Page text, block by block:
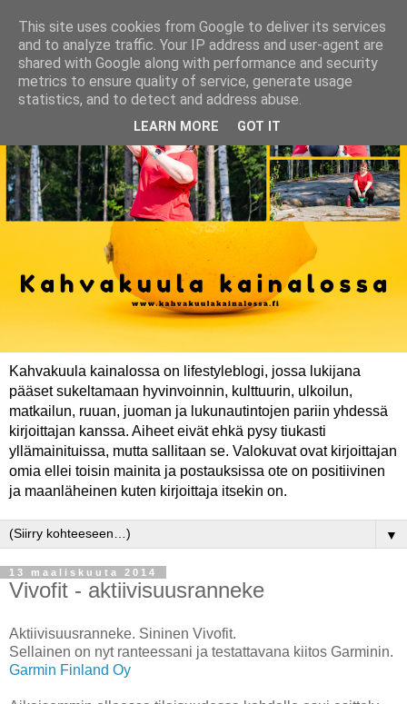
Kahvakuula kainalossa on lifestyleblogi, jossa lukijana
pääset sukeltamaan hyvinvoinnin, kulttuurin, ulkoilun,
matkailun, ruuan, juoman ja lukunautintojen pariin yhdessä
kirjoittajan kanssa. Aiheet eivät ehkä pysy tiukasti
yllämainituissa, mutta sallitaan se. Valokuvat ovat kirjoittajan
omia ellei toisin mainita ja postauksissa ote on positiivinen
ja maanläheinen kuten kirjoittaja itsekin on.
▼
13 maaliskuuta 2014
Vivofit - aktiivisuusranneke
Aktiivisuusranneke. Sininen Vivofit.
Sellainen on nyt ranteessani ja testattavana kiitos Garminin.
Garmin Finland Oy
This site uses cookies from Google to deliver its services
and to analyze traffic. Your IP address and user-agent are
shared with Google along with performance and security
metrics to ensure quality of service, generate usage
statistics, and to detect and address abuse.
LEARN MORE GOT IT